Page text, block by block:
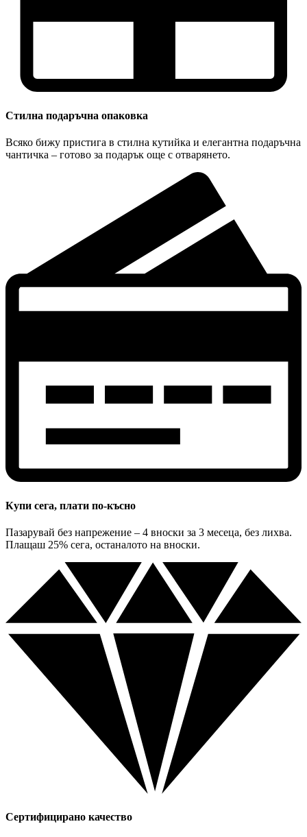
Стилна подаръчна опаковка
Всяко бижу пристига в стилна кутийка и елегантна подаръчна
чантичка – готово за подарък още с отварянето.
Купи сега, плати по-късно
Пазарувай без напрежение – 4 вноски за 3 месеца, без лихва.
Плащаш 25% сега, останалото на вноски.
Сертифицирано качество